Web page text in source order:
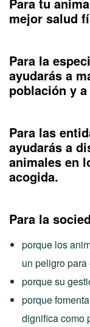
mejor salud
Para la
ayudarás a
población y
Para las
ayudarás a
animales en
acogida.
Para la
porque los
un peligro
porque su
porque
dignifica como